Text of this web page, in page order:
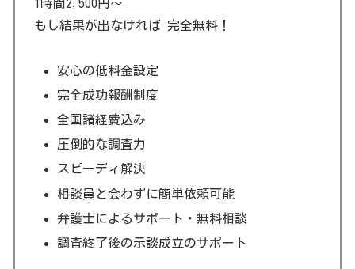
1時間2,500円～
もし結果が出なければ 完全無料！
安心の低料金設定
完全成功報酬制度
全国諸経費込み
圧倒的な調査力
スピーディ解決
相談員と会わずに簡単依頼可能
弁護士によるサポート・無料相談
調査終了後の示談成立のサポート